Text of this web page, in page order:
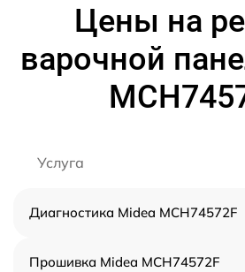
Цены на
варочной
Услуга
Диагностика Midea MCH74572F
Прошивка Midea MCH74572F